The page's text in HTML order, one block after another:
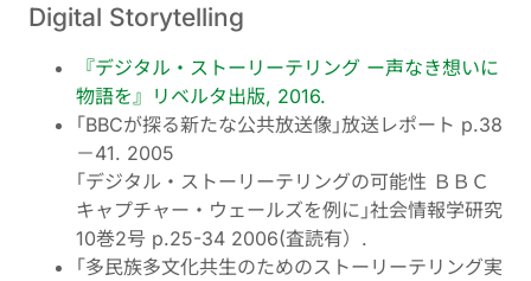
Digital Storytelling
『デジタル・ストーリーテリング ー声なき想いに
物語を』リベルタ出版, 2016.
｢BBCが探る新たな公共放送像｣放送レポート p.38
－41. 2005
｢デジタル・ストーリーテリングの可能性 ＢＢＣ
キャプチャー・ウェールズを例に｣社会情報学研究
10巻2号 p.25-34 2006(査読有）.
｢多民族多文化共生のためのストーリーテリング実